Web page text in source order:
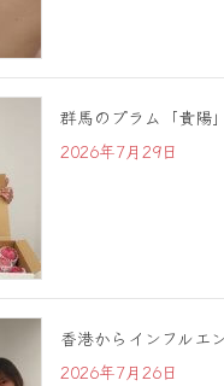
群馬のプラム「貴陽
2026年7月29日
香港からインフルエ
2026年7月26日